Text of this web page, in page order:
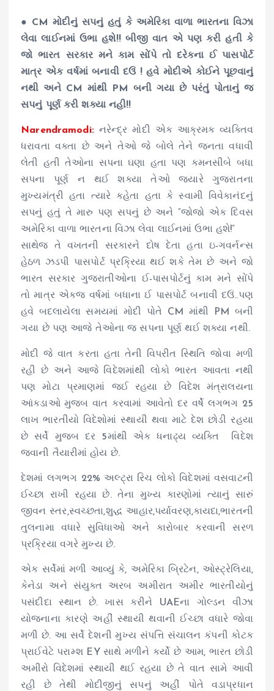
● CM મોદીનું સપનું હતું કે અમેરિકા વાળા ભારતના વિઝા
લેવા લાઈનમાં ઉભા હશે!! બીજી વાત એ પણ કરી હતી કે
જો ભારત સરકાર મને કામ સોંપે તો દરેકના ઈ પાસપોર્ટ
માત્ર એક વર્ષમાં બનાવી દઉં ! હવે મોદીએ કોઈને પૂછવાનું
નથી અને CM માંથી PM બની ગયા છે પરંતું પોતાનું જ
સપનું પૂર્ણ કરી શક્યા નહી!!
Narendramodi:નરેન્દ્ર મોદી એક આક્રમક વ્યક્તિવ
ધરાવતા વક્તા છે અને તેઓ જે બોલે તેને જનતા વધાવી
લેતી હતી તેઓના સપના ઘણા હતા પણ કમનસીબે બધા
સપના પૂર્ણ ન થઈ શક્યા તેઓ જયારે ગુજરાતના
મુખ્યમંત્રી હતા ત્યારે કહેતા હતા કે સ્વામી વિવેકાનંદનું
સપનું હતું તે મારુ પણ સપનું છે અને “જોજો એક દિવસ
અમેરિકા વાળા ભારતના વિઝા લેવા લાઈનમાં ઉભા હશે!”
સાથેજ તે વખતની સરકારને દોષ દેતા હતા ઇ-ગવર્નન્સ
હેઠળ ઝડપી પાસપોર્ટ પ્રક્રિયા થઈ શકે તેમ છે અને જો
ભારત સરકાર ગુજરાતીઓના ઈ-પાસપોર્ટનું કામ મને સોંપે
તો માત્ર એકજ વર્ષમાં બધાના ઈ પાસપોર્ટ બનાવી દઉં..પણ
હવે બદલાયેલા સમયમાં મોદી પોતે CM માંથી PM બની
ગયા છે પણ આજે તેઓના જ સપના પૂર્ણ થઈ શક્યા નથી.
મોદી જે વાત કરતા હતા તેની વિપરીત સ્થિતિ જોવા મળી
રહી છે અને આજે વિદેશમાંથી લોકો ભારત આવતા નથી
પણ મોટા પ્રમાણમાં જઈ રહયા છે વિદેશ મંત્રાલયના
આંકડાઓ મુજબ વાત કરવામાં આવેતો દર વર્ષે લગભગ 25
લાખ ભારતીયો વિદેશોમાં સ્થાયી થવા માટે દેશ છોડી રહયા
છે સર્વે મુજબ દર 5માંથી એક ધનાઢ્ય વ્યક્તિ વિદેશ
જવાની તૈયારીમાં હોય છે.
દેશમાં લગભગ 22% અલ્ટ્રા રિચ લોકો વિદેશમાં વસવાટની
ઈચ્છા રાખી રહયા છે. તેના મુખ્ય કારણોમાં ત્યાનું સારું
જીવન સ્તર,સ્વચ્છતા,શુદ્ધ આહાર,પર્યાવરણ,કાયદા,ભારતની
તુલનામા વધારે સુવિધાઓ અને કારોબાર કરવાની સરળ
પ્રક્રિયા વગરે મુખ્ય છે.
એક સર્વેમાં મળી આવ્યું કે, અમેરિકા બ્રિટેન, ઓસ્ટ્રેલિયા,
કેનેડા અને સંયુક્ત અરબ અમીરાત અમીર ભારતીયોનું
પસંદીદા સ્થાન છે. ખાસ કરીને UAEના ગોલ્ડન વીઝા
યોજનાના કારણે અહીં સ્થાયી થવાની ઈચ્છા વધારે જોવા
મળી છે. આ સર્વે દેશની મુખ્ય સંપત્તિ સંચાલન કંપની કોટક
પ્રાઈવેટે પરામ્શ EY સાથે મળીને કર્યો છે આમ, ભારત છોડી
અમીરો વિદેશમાં સ્થાયી થઈ રહયા છે તે વાત સામે આવી
રહી છે તેથી મોદીજીનું સપનું અહીં પોતે વડાપ્રધાન